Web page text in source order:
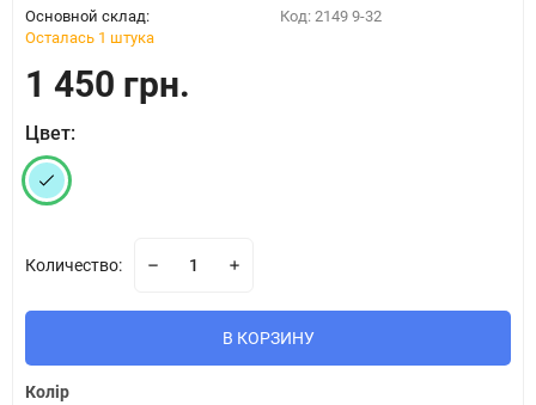
Основной склад:
Осталась 1 штука
Код: 2149 9-32
1 450 грн.
Цвет:
Количество:
В КОРЗИНУ
Колір